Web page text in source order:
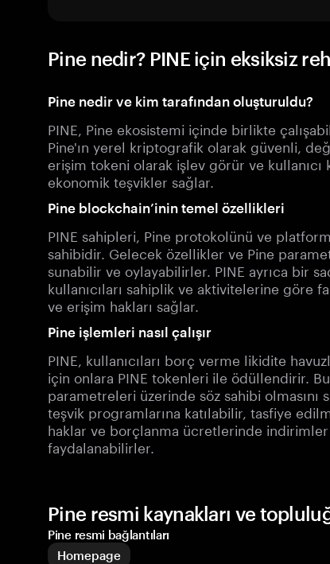
Pine nedir? PINE için eksiksiz
Pine nedir ve kim tarafından oluşturuldu?
PINE, Pine ekosistemi içinde birlikte
Pine'ın yerel kriptografik olarak güvenli,
erişim tokeni olarak işlev görür ve kullanıcı
ekonomik teşvikler sağlar.
Pine blockchain’inin temel özellikleri
PINE sahipleri, Pine protokolünü ve
sahibidir. Gelecek özellikler ve Pine
sunabilir ve oylayabilirler. PINE ayrıca bir
kullanıcıları sahiplik ve aktivitelerine göre
ve erişim hakları sağlar.
Pine işlemleri nasıl çalışır
PINE, kullanıcıları borç verme likidite
için onlara PINE tokenleri ile ödüllendirir.
parametreleri üzerinde söz sahibi olmasını
teşvik programlarına katılabilir, tasfiye
haklar ve borçlanma ücretlerinde indirimler
faydalanabilirler.
Pine resmi kaynakları ve
Pine resmi bağlantıları
Homepage